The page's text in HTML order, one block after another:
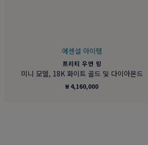
에센셜 아이템
프리티 우먼 링
미니 모델, 18K 화이트 골드 및 다이아몬드
₩ 4,160,000